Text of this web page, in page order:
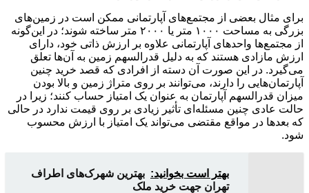
برای مثال بعضی از مجتمع‌های آپارتمانی ممکن است در زمین‌های
بزرگی به مساحت ۱۰۰۰ متر یا ۲۰۰۰ متر ساخته شوند؛ در این‌گونه
از مجتمع‌ها واحدهای آپارتمانی علاوه بر ارزش ذاتی خود، دارای
ارزش مازادی هستند که به دلیل قدرالسهم زمین به آن‌ها تعلق
می‌گیرد. در این صورت آن دسته از افرادی که قصد خرید چنین
آپارتمان‌هایی را دارند، می‌توانند بر روی متراژ زمین و بالا بودن
میزان قدرالسهم آپارتمان به عنوان یک امتیاز حساب کنند؛ زیرا در
حالت عادی چنین مسئله‌ای تأثیر زیادی بر روی قیمت ندارد در حالی
که بعدها در مواقع مقتضی می‌تواند یک امتیاز با ارزش محسوب
شود.
بهتر است بخوانید: بهترین شهرک‌های اطراف
تهران جهت خرید ملک